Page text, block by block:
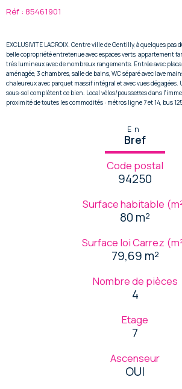
Réf : 85461901
EXCLUSIVITE LACROIX. Centre ville de Gentilly, à quelques pas
belle copropriété entretenue avec espaces verts, appartement
très lumineux avec de nombreux rangements. Entrée avec
aménagée, 3 chambres, salle de bains, WC séparé avec lave
chaleureux avec parquet massif intégral et avec vues dégagées.
sous-sol complètent ce bien. Local vélos/poussettes dans
proximité de toutes les commodités : métros ligne 7 et 14, bus
En
Bref
Code postal
94250
Surface habitable
80 m²
Surface loi Carrez
79,69 m²
Nombre de pièces
4
Etage
7
Ascenseur
OUI